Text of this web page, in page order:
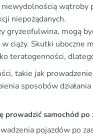
niewydolnością
niepożądanych.
gryzeofulwina, mogą
ciąży. Skutki
teratogenności,
takie jak
sposobów
prowadzić samochód po
pojazdów po